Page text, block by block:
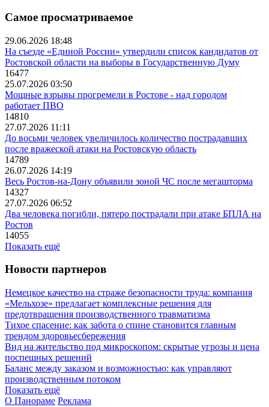
Самое просматриваемое
29.06.2026 18:48
На съезде «Единой России» утвердили список кандидатов от
Ростовской области на выборы в Государственную Думу
16477
25.07.2026 03:50
Мощные взрывы прогремели в Ростове - над городом
работает ПВО
14810
27.07.2026 11:11
До восьми человек увеличилось количество пострадавших
после вражеской атаки на Ростовскую область
14789
26.07.2026 14:19
Весь Ростов-на-Дону объявили зоной ЧС после мегашторма
14327
27.07.2026 06:52
Два человека погибли, пятеро пострадали при атаке БПЛА на
Ростов
14055
Показать ещё
Новости партнеров
Немецкое качество на страже безопасности труда: компания
«Мельхозе» предлагает комплексные решения для
предотвращения производственного травматизма
Тихое спасение: как забота о спине становится главным
трендом здоровьесбережения
Вид на жительство под микроскопом: скрытые угрозы и цена
поспешных решений
Баланс между заказом и возможностью: как управляют
производственным потоком
Показать ещё
О Панораме Реклама